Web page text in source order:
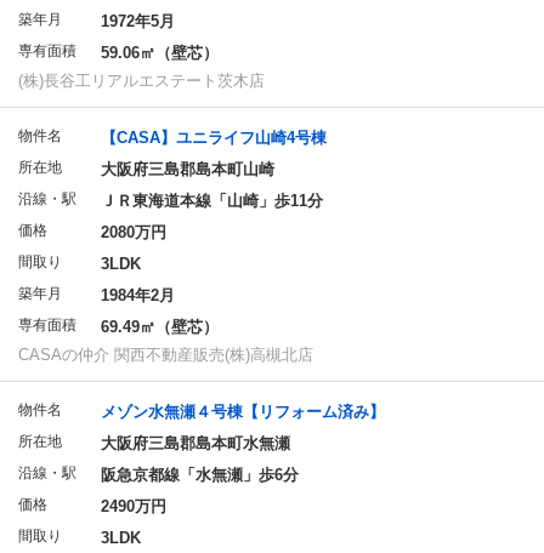
築年月 1972年5月
専有面積
59.06㎡（壁芯）
(株)長谷工リアルエステート茨木店
物件名 【CASA】ユニライフ山崎4号棟
所在地 大阪府三島郡島本町山崎
沿線・駅 ＪＲ東海道本線「山崎」歩11分
価格 2080万円
間取り 3LDK
築年月 1984年2月
専有面積
69.49㎡（壁芯）
CASAの仲介 関西不動産販売(株)高槻北店
物件名 メゾン水無瀬４号棟【リフォーム済み】
所在地 大阪府三島郡島本町水無瀬
沿線・駅 阪急京都線「水無瀬」歩6分
価格 2490万円
間取り 3LDK